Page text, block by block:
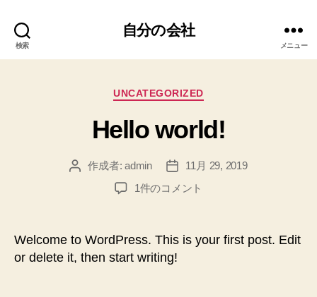
検索
自分の会社
メニュー
カ
ゴ
リ
UNCATEGORIZED
Hello world!
投
作成者:admin
投
稿
11月 29, 2019
Hello
1件のコメント
Welcome to WordPress. This is your first post. Edit
or delete it, then start writing!